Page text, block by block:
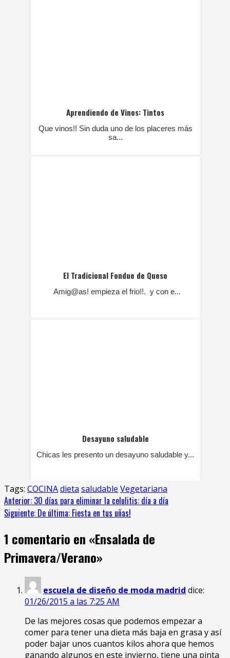
Aprendiendo de Vinos: Tintos
Que vinos!! Sin duda uno de los placeres más
sa...
El Tradicional Fondue de Queso
Amig@as! empieza el frio!!. y con e...
Desayuno saludable
Chicas les presento un desayuno saludable y...
Tags: COCINAdieta saludable Vegetariana
Anterior: 30 días para eliminar la celulitis: día a día
Siguiente: De última: Fiesta en tus uñas!
1 comentario en «Ensalada de
Primavera/Verano»
escuela de diseño de moda madrid dice:
01/26/2015 a las 7:25 AM
De las mejores cosas que podemos empezar a
comer para tener una dieta más baja en grasa y así
poder bajar unos cuantos kilos ahora que hemos
ganando algunos en este invierno, tiene una pinta